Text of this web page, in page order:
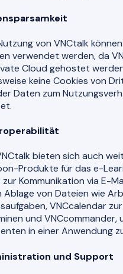
von VNCtalk
verwendet werden, da
Cloud gehostet
keine Cookies von
Daten zum
bieten sich auch
Produkte für das e-
zur Kommunikation via E-
Ablage von Dateien wie
VNCcalendar
und VNCcommander,
in einer Anwendung
und Support